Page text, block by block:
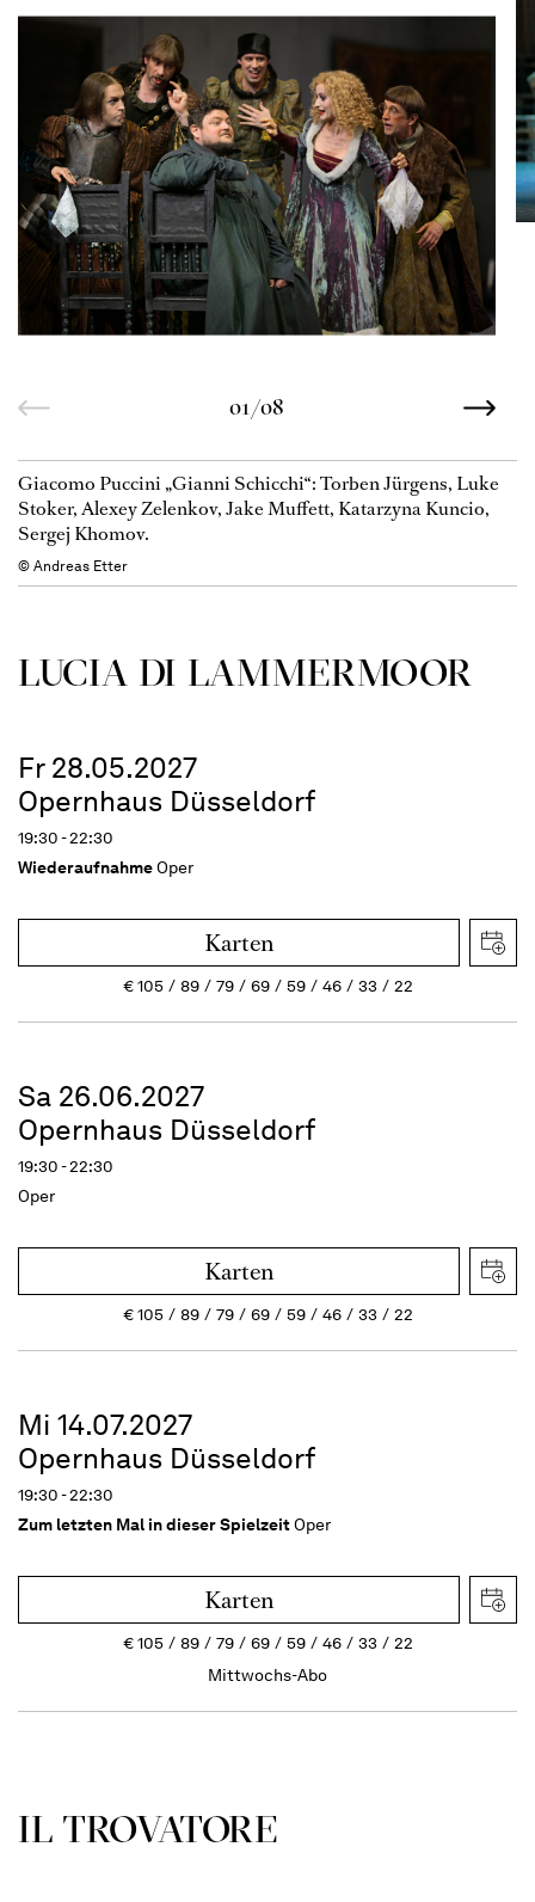
01/08
Giacomo Puccini „Gianni Schicchi“: Torben Jürgens, Luke
Stoker, Alexey Zelenkov, Jake Muffett, Katarzyna Kuncio,
Sergej Khomov.
© Andreas Etter
LUCIA DI LAMMER­MOOR
Fr 28.05.2027
Opernhaus Düsseldorf
19:30 - 22:30
WiederaufnahmeOper
Karten
€105 89 79 69 59 46 33 22
Sa 26.06.2027
Opernhaus Düsseldorf
19:30 - 22:30
Oper
Karten
€105 89 79 69 59 46 33 22
Mi 14.07.2027
Opernhaus Düsseldorf
19:30 - 22:30
Zum letzten Mal in dieser SpielzeitOper
Karten
€105 89 79 69 59 46 33
22
Mittwochs-Abo
IL TROVA­TORE